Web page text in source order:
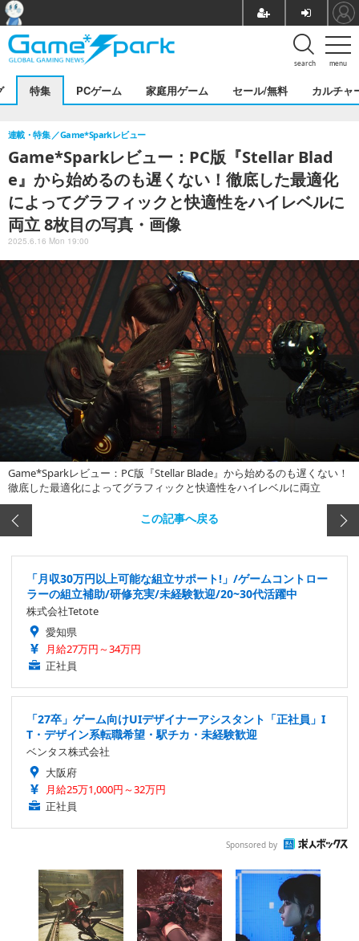
menu
search
特集 PCゲーム 家庭用ゲーム セール/無料 カルチャ
Game*Sparkレビュー：PC版『Stellar Blad
e』から始めるのも遅くない！徹底した最適化
によってグラフィックと快適性をハイレベルに
両立 8枚目の写真・画像
連載・特集 Game*Sparkレビュー
2025.6.16 Mon 19:00
Game*Sparkレビュー：PC版『Stellar Blade』から始めるのも遅くない！
徹底した最適化によってグラフィックと快適性をハイレベルに両立
この記事へ戻る
「月収30万円以上可能な組立サポート!」/ゲームコントロー
ラーの組立補助/研修充実/未経験歓迎/20~30代活躍中
株式会社Tetote
愛知県
月給27万円～34万円
正社員
「27卒」ゲーム向けUIデザイナーアシスタント「正社員」I
T・デザイン系転職希望・駅チカ・未経験歓迎
ベンタス株式会社
大阪府
月給25万1,000円～32万円
正社員
Sponsored by